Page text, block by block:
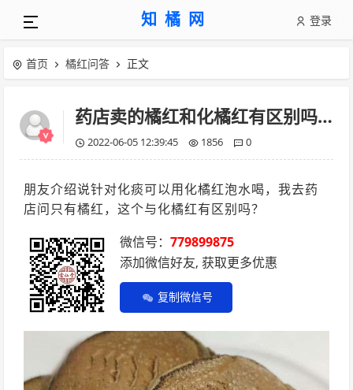
知橘网 登录
首页 橘红问答 正文
药店卖的橘红和化橘红有区别吗？
2022-06-05 12:39:45 1856 0
朋友介绍说针对化痰可以用化橘红泡水喝，我去药
店问只有橘红，这个与化橘红有区别吗？
微信号： 779899875
添加微信好友, 获取更多优惠
复制微信号